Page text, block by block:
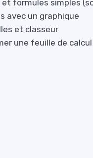
formules simples
avec un graphique
et classeur
une feuille de